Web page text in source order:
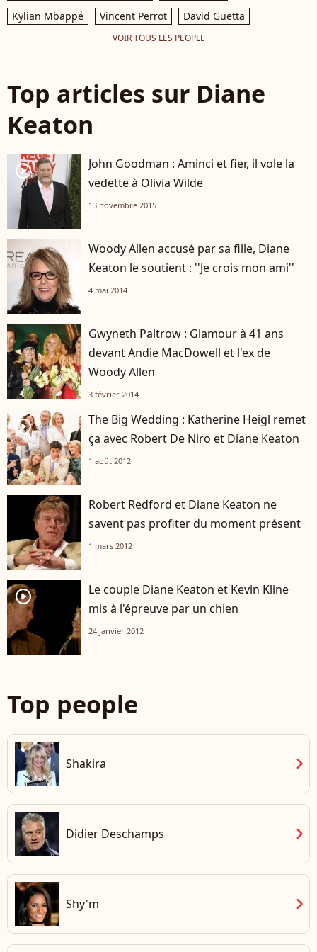
Kylian Mbappé
Vincent Perrot David Guetta
VOIR TOUS LES PEOPLE
Top articles sur Diane
Keaton
player2
John Goodman : Aminci et fier, il vole la
vedette à Olivia Wilde
13 novembre 2015
Woody Allen accusé par sa fille, Diane
Keaton le soutient : ''Je crois mon ami''
4 mai 2014
Gwyneth Paltrow : Glamour à 41 ans
devant Andie MacDowell et l'ex de
Woody Allen
3 février 2014
player2
The Big Wedding : Katherine Heigl remet
ça avec Robert De Niro et Diane Keaton
1 août 2012
Robert Redford et Diane Keaton ne
savent pas profiter du moment présent
1 mars 2012
player2
Le couple Diane Keaton et Kevin Kline
mis à l'épreuve par un chien
24 janvier 2012
Top people
Shakira chevron_right
Didier Deschamps chevron_right
Shy'm chevron_right